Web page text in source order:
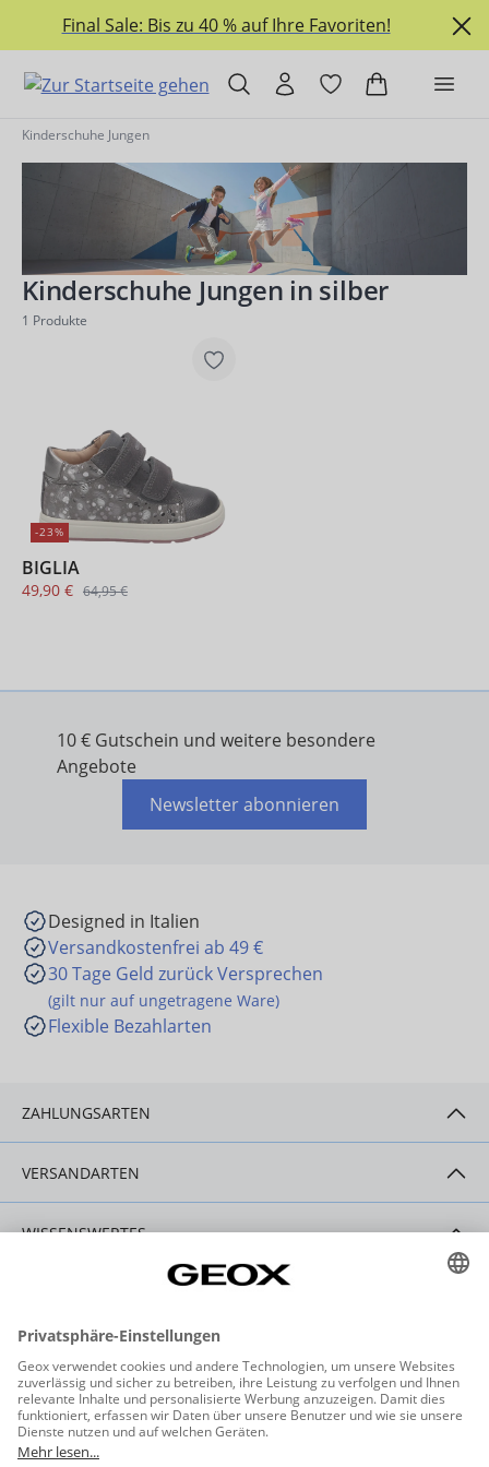
springen
Final Sale: Bis zu 40 % auf Ihre Favoriten!
Kinderschuhe Jungen
Kinderschuhe Jungen in silber
1 Produkte
-23%
BIGLIA
49,90 € 64,95 €
10 € Gutschein und weitere besondere
Angebote
Newsletter abonnieren
Designed in Italien
Versandkostenfrei ab 49 €
30 Tage Geld zurück Versprechen
(gilt nur auf ungetragene Ware)
Flexible Bezahlarten
ZAHLUNGSARTEN
VERSANDARTEN
WISSENSWERTES